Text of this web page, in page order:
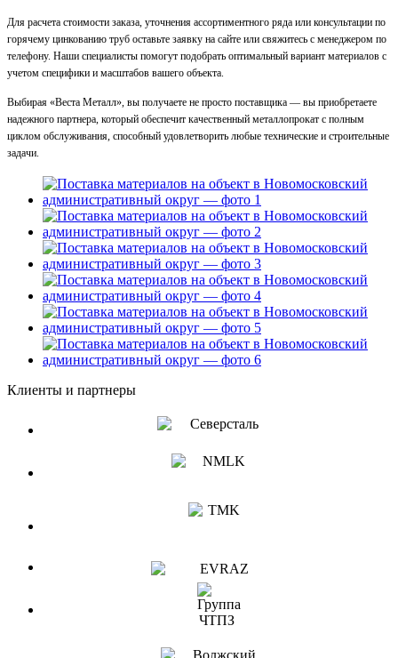
Для расчета стоимости заказа, уточнения ассортиментного ряда или консультации по
горячему цинкованию труб оставьте заявку на сайте или свяжитесь с менеджером по
телефону. Наши специалисты помогут подобрать оптимальный вариант материалов с
учетом специфики и масштабов вашего объекта.
Выбирая «Веста Металл», вы получаете не просто поставщика — вы приобретаете
надежного партнера, который обеспечит качественный металлопрокат с полным
циклом обслуживания, способный удовлетворить любые технические и строительные
задачи.
Клиенты и партнеры